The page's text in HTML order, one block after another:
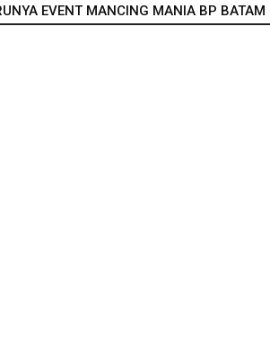
EVENT MANCING MANIA BP